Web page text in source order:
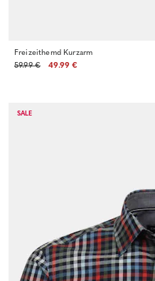
Freizeithemd Kurzarm
59.99 €
49.99 €
SALE